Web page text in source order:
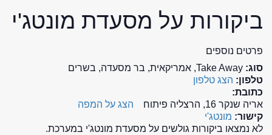
ביקורות על מסעדת מונטג'י
פרטים נוספים
סוג: Take Away, אמריקאית, בר מסעדה, בשרים
טלפון: הצג טלפון
כתובת:
אריה שנקר 16, הרצליה פיתוח
הצג על המפה
קישור: מונטג'י
לא נמצאו ביקורות גולשים על מסעדת מונטג'י במערכת.